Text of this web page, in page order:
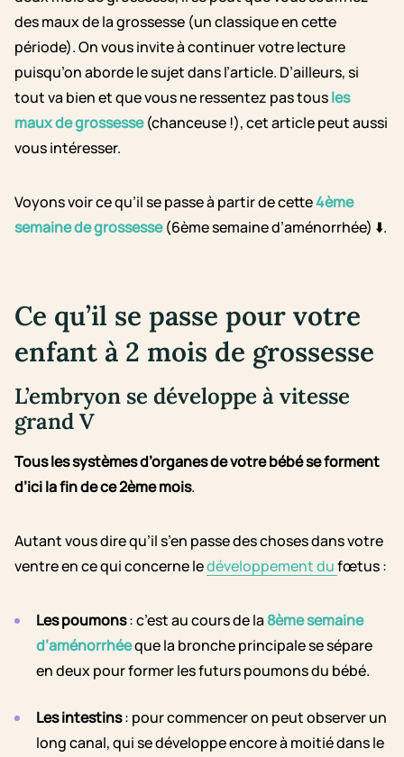
des maux de la grossesse (un classique en cette
période). On vous invite à continuer votre lecture
puisqu’on aborde le sujet dans l’article. D’ailleurs, si
tout va bien et que vous ne ressentez pas tousles
maux de grossesse(chanceuse !), cet article peut aussi
vous intéresser.
Voyons voir ce qu’il se passe à partir de cette4ème
semaine de grossesse(6ème semaine d’aménorrhée) ⬇️.
Ce qu’il se passe pour votre
enfant à 2 mois de grossesse
L’embryon se développe à vitesse
grand V
Tous les systèmes d’organes de votre bébé se forment
d’ici la fin de ce 2ème mois.
Autant vous dire qu’il s’en passe des choses dans votre
ventre en ce qui concerne ledéveloppement dufœtus:
Les poumons: c’est au cours de la 8ème semaine
d’aménorrhéeque la bronche principale se sépare
en deux pour former les futurs poumons du bébé.
Les intestins: pour commencer on peut observer un
long canal, qui se développe encore à moitié dans le